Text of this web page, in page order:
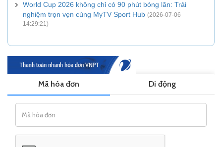
World Cup 2026 không chỉ có 90 phút bóng lăn: Trải
nghiệm trọn vẹn cùng MyTV Sport Hub (2026-07-06
14:29:21)